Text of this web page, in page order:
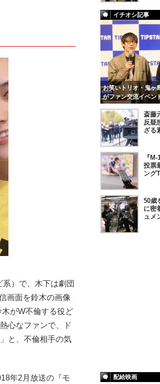
）で、木下は劇団
画面を鈴木の画像
がW不倫する役ど
心なファンで、ド
と、不倫相手の気
年2月放送の『モ
イチオシ記事
お笑いトリオ・鬼ヶ
がファン交流イベン
斎藤
反疑
ざる
『
投票
ング
50歳
に密
ュメ
配給映画